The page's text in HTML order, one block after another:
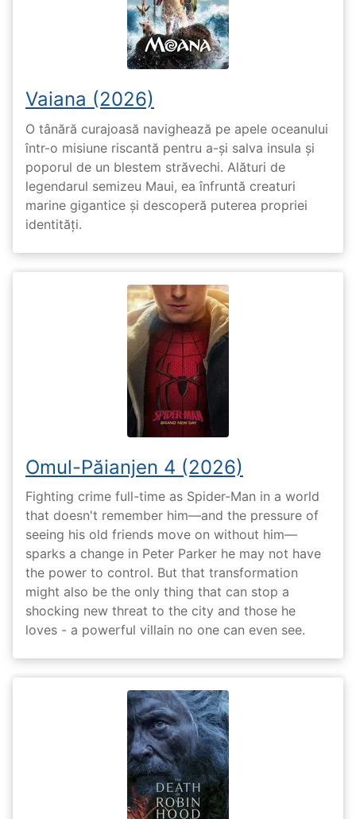
Vaiana (2026)
O tânără curajoasă navighează pe apele oceanului
într-o misiune riscantă pentru a-și salva insula și
poporul de un blestem străvechi. Alături de
legendarul semizeu Maui, ea înfruntă creaturi
marine gigantice și descoperă puterea propriei
identități.
Omul-Păianjen 4 (2026)
Fighting crime full-time as Spider-Man in a world
that doesn't remember him—and the pressure of
seeing his old friends move on without him—
sparks a change in Peter Parker he may not have
the power to control. But that transformation
might also be the only thing that can stop a
shocking new threat to the city and those he
loves - a powerful villain no one can even see.